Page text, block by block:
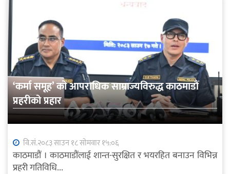
‘कर्मा समूह’ को आपराधिक साम्राज्यविरुद्ध काठमाडौं
प्रहरीको प्रहार
वि.सं.२०८३ साउन १८ सोमवार १५:०६
काठमाडौं । काठमाडौंलाई शान्त-सुरक्षित र भयरहित बनाउन विभिन्न
प्रहरी गतिविधि...